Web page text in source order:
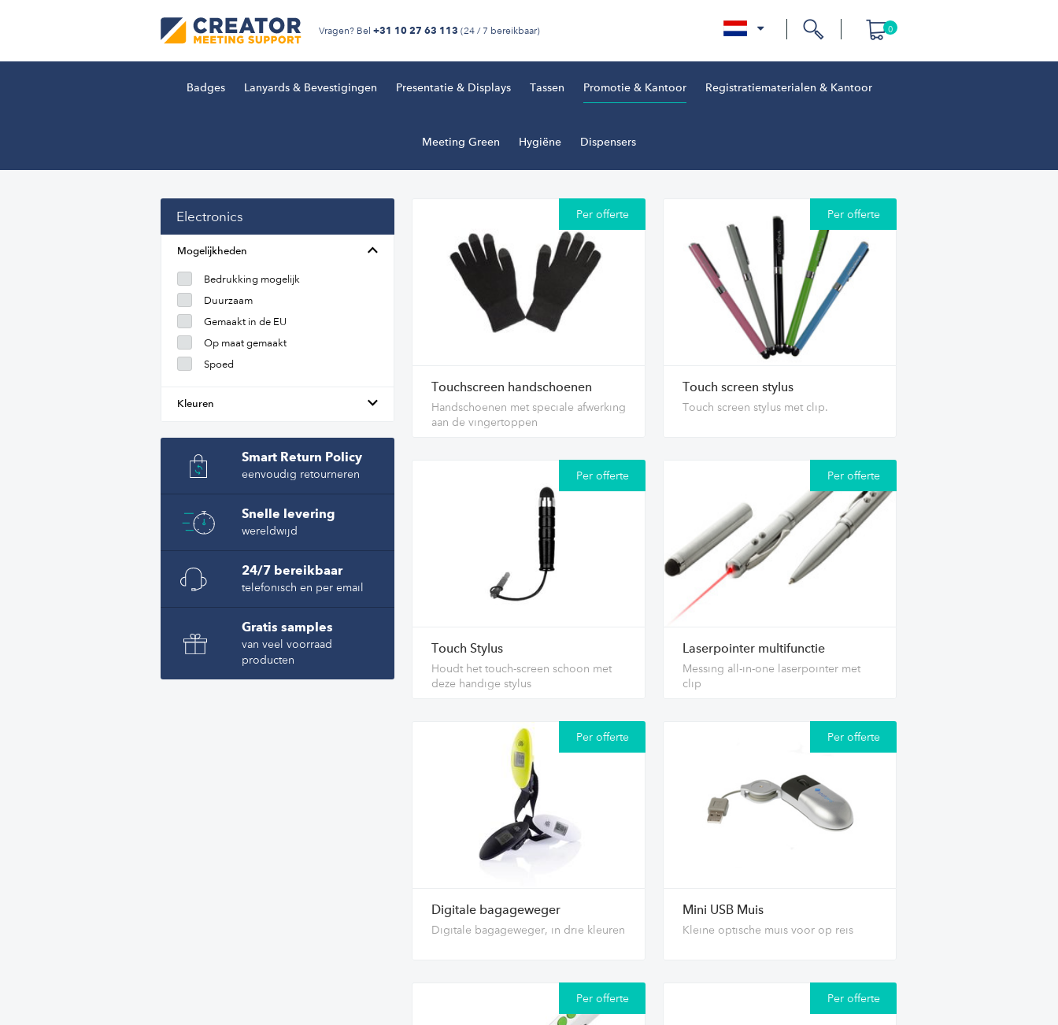
Vragen? Bel +31 10 27 63 113 (24 / 7 bereikbaar) 0
Badges Lanyards & Bevestigingen Presentatie & Displays Tassen Promotie & Kantoor Registratiematerialen & Kantoor
Meeting Green Hygiëne Dispensers
Electronics
Mogelijkheden
Bedrukking mogelijk
Duurzaam
Gemaakt in de EU
Op maat gemaakt
Spoed
Kleuren
Smart Return Policy
eenvoudig retourneren
Snelle levering
wereldwijd
24/7 bereikbaar
telefonisch en per email
Gratis samples
van veel voorraad
producten
Per offerte
Touchscreen handschoenen
Handschoenen met speciale afwerking
aan de vingertoppen
Per offerte
Touch screen stylus
Touch screen stylus met clip.
Per offerte
Touch Stylus
Houdt het touch-screen schoon met
deze handige stylus
Per offerte
Laserpointer multifunctie
Messing all-in-one laserpointer met
clip
Per offerte
Digitale bagageweger
Digitale bagageweger, in drie kleuren
Per offerte
Mini USB Muis
Kleine optische muis voor op reis
Per offerte Per offerte